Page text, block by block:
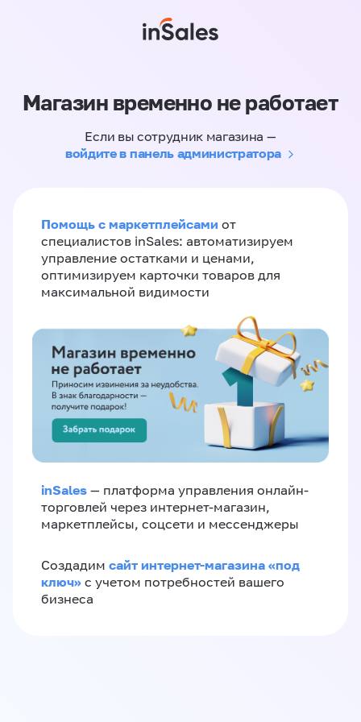
Магазин временно не работает
Если вы сотрудник магазина —
войдите в панель администратора
Помощь с маркетплейсами от
специалистов inSales: автоматизируем
управление остатками и ценами,
оптимизируем карточки товаров для
максимальной видимости
inSales — платформа управления онлайн-
торговлей через интернет-магазин,
маркетплейсы, соцсети и мессенджеры
Создадим сайт интернет-магазина «под
ключ» с учетом потребностей вашего
бизнеса